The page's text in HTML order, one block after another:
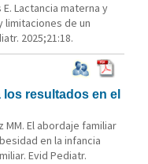
Lactancia materna y
limitaciones de un
2025;21:18.
resultados en el
MM. El abordaje familiar
en la infancia
Evid Pediatr.